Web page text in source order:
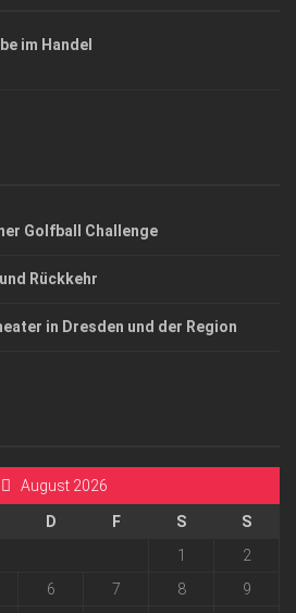
im Handel
Golfball Challenge
Rückkehr
in Dresden und der Region
August 2026
D F S
S
1
2
6 7 8
9